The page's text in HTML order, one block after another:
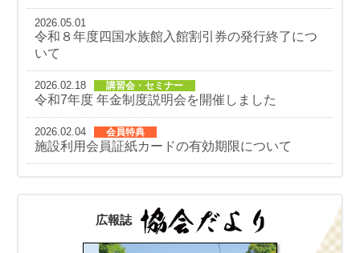
2026.05.01
令和８年度四国水族館入館割引券の発行終了につ
いて
2026.02.18 講習会・セミナー
令和7年度 年金制度説明会を開催しました
2026.02.04 会員特典
施設利用会員証紙カードの有効期限について
広報誌